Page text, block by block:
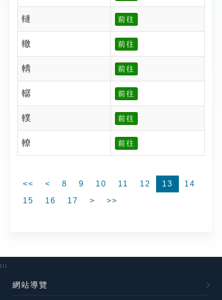
轋 前往
轍 前往
轎 前往
轏 前往
轐 前往
轑 前往
<< < 8 9 10 11 12 13
14
15
16 17 > >>
:::
網站導覽